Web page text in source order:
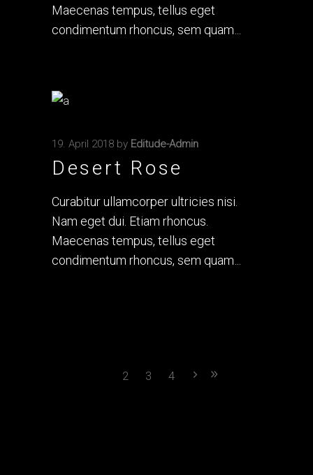
Maecenas tempus, tellus eget
condimentum rhoncus, sem quam
19. April 2018 by Editude-Admin
Desert Rose
Curabitur ullamcorper ultricies nisi.
Nam eget dui. Etiam rhoncus.
Maecenas tempus, tellus eget
condimentum rhoncus, sem quam
2 3 4